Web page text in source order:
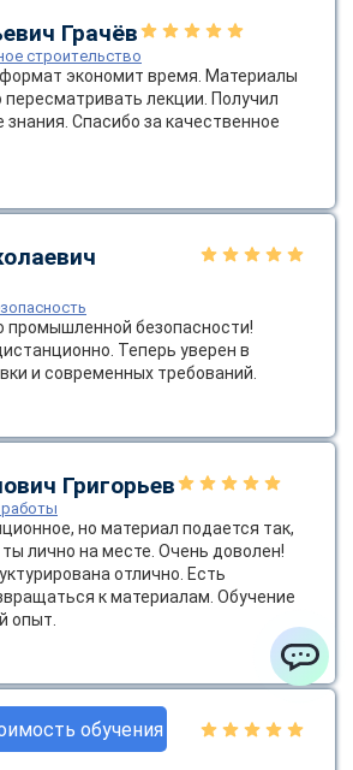
обучения
Грачёв
строительство
экономит время. Материалы
лекции. Получил
Спасибо за качественное
промышленной безопасности!
Теперь уверен в
и современных требований.
Григорьев
но материал подается так,
лично на месте. Очень доволен!
отлично. Есть
к материалам. Обучение
опыт.
ChatApp